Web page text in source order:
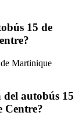
15 de
Martinique
del autobús 15
Centre?